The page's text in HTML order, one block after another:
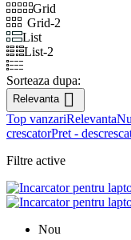
Grid
Grid-2
List
List-2
Sorteaza dupa:
Relevanta 
Top vanzariRelevanta
crescatorPret -
Filtre active
Nou